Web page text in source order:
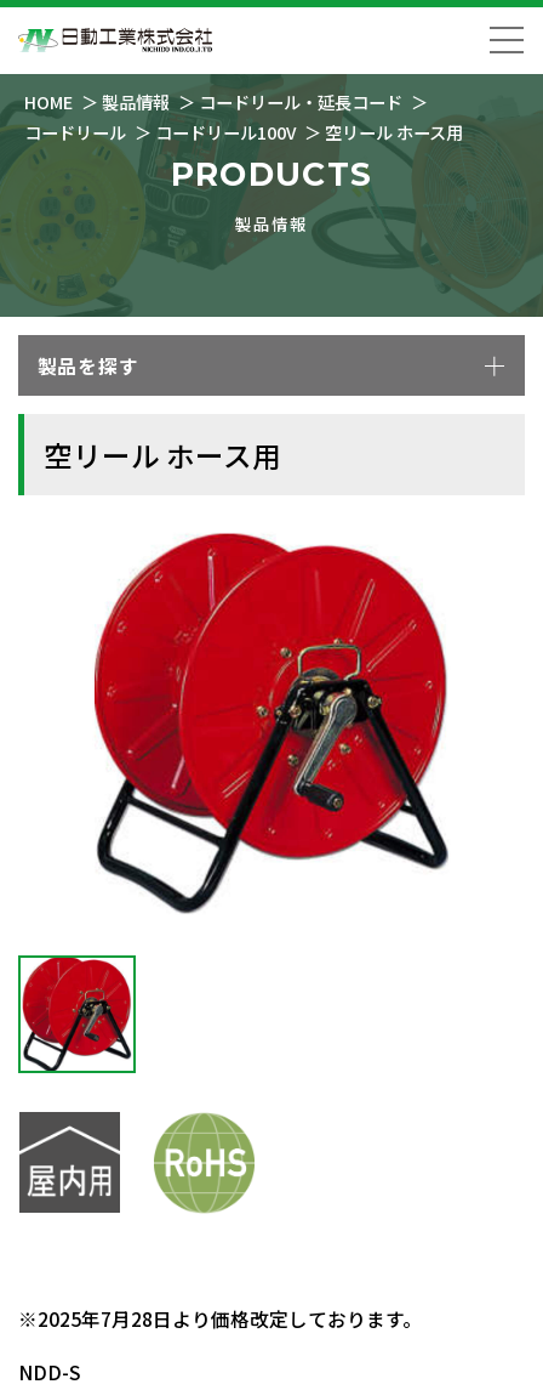
HOME 製品情報
コードリール・延長コード
コードリール
コードリール100V 空リール ホース用
PRODUCTS
製品情報
製品を探す
空リール ホース用
※2025年7月28日より価格改定しております。
NDD-S